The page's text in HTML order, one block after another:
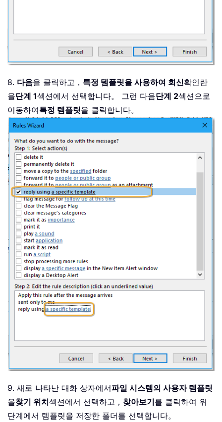
8. 다음을 클릭하고， 특정 템플릿을 사용하여 회신확인란
을단계 1섹션에서 선택합니다。 그런 다음단계 2섹션으로
이동하여특정 템플릿을 클릭합니다。
9. 새로 나타난 대화 상자에서파일 시스템의 사용자 템플릿
을찾기 위치섹션에서 선택하고， 찾아보기를 클릭하여 위
단계에서 템플릿을 저장한 폴더를 선택합니다。